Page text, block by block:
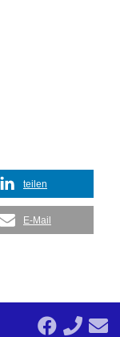
teilen
E-Mail